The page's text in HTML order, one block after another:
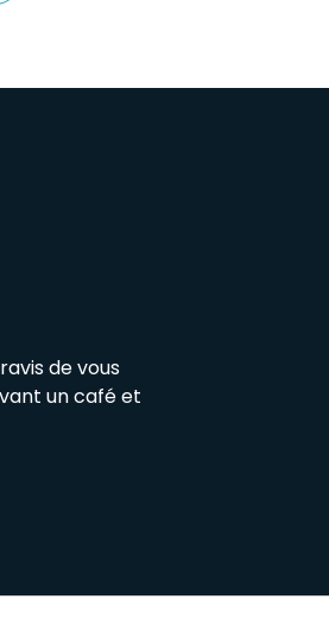
de vous
un café et